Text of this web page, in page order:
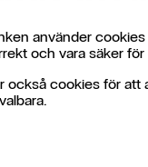
använder
och vara säker för
också cookies för att